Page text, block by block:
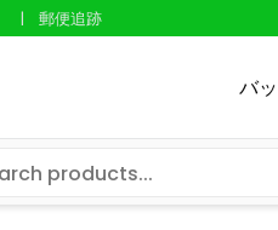
郵便追跡
バ